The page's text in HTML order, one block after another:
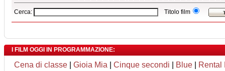
Cerca: Titolo film
I FILM OGGI IN PROGRAMMAZIONE:
Cena di classe Gioia Mia Cinque secondi Blue
Rental